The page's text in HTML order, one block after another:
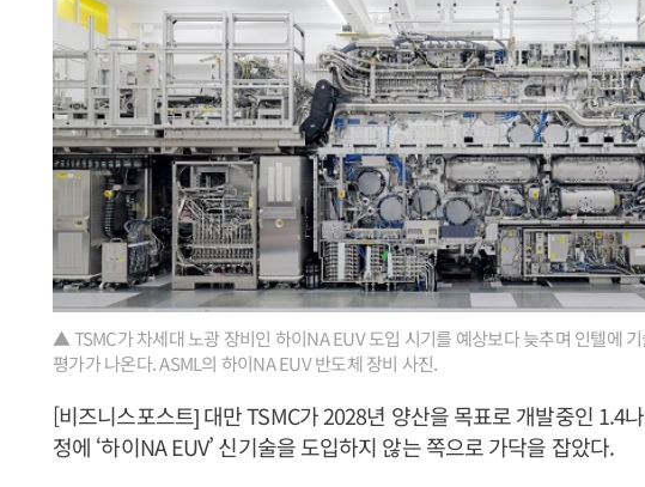
▲ TSMC가 차세대 노광 장비인 하이NA EUV 도입 시기를 예상보다 늦추며 인텔에
평가가 나온다. ASML의 하이NA EUV 반도체 장비 사진.
[비즈니스포스트] 대만 TSMC가 2028년 양산을 목표로 개발중인 1.4
정에 ‘하이NA EUV’ 신기술을 도입하지 않는 쪽으로 가닥을 잡았다.